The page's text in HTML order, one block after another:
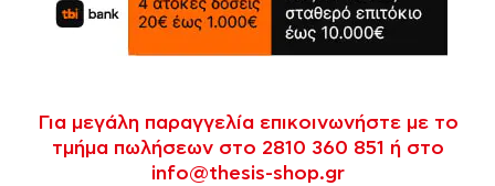
Για μεγάλη παραγγελία επικοινωνήστε με το
τμήμα πωλήσεων στο 2810 360 851 ή στο
info@thesis-shop.gr